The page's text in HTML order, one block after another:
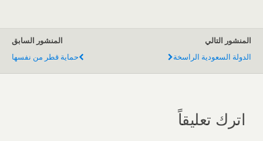
المنشور السابق
حماية قطر من نفسها
المنشور التالي
الدولة السعودية الراسخة
اترك تعليقاً